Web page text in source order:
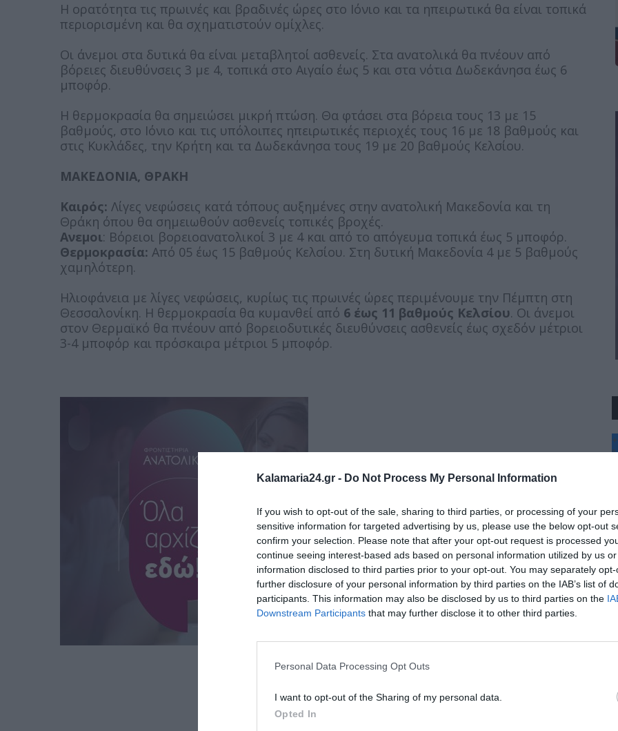
Kalamaria24.gr - Do Not Process My Personal Information
If you wish to opt-out of the sale, sharing to third parties, or processing of your
sensitive information for targeted advertising by us, please use the below opt-out
confirm your selection. Please note that after your opt-out request is processed
continue seeing interest-based ads based on personal information utilized by us
information disclosed to third parties prior to your opt-out. You may separately
further disclosure of your personal information by third parties on the IAB’s list of
participants. This information may also be disclosed by us to third parties on the
Downstream Participants that may further disclose it to other third parties.
Personal Data Processing Opt Outs
I want to opt-out of the Sharing of my personal data.
Opted In
Η ορατότητα τις πρωινές και βραδινές ώρες στο Ιόνιο και τα ηπειρωτικά θα είναι τοπικά
περιορισμένη και θα σχηματιστούν ομίχλες.
Οι άνεμοι στα δυτικά θα είναι μεταβλητοί ασθενείς. Στα ανατολικά θα πνέουν από
βόρειες διευθύνσεις 3 με 4, τοπικά στο Αιγαίο έως 5 και στα νότια Δωδεκάνησα έως 6
μποφόρ.
Η θερμοκρασία θα σημειώσει μικρή πτώση. Θα φτάσει στα βόρεια τους 13 με 15
βαθμούς, στο Ιόνιο και τις υπόλοιπες ηπειρωτικές περιοχές τους 16 με 18 βαθμούς και
στις Κυκλάδες, την Κρήτη και τα Δωδεκάνησα τους 19 με 20 βαθμούς Κελσίου.
ΜΑΚΕΔΟΝΙΑ, ΘΡΑΚΗ
Καιρός: Λίγες νεφώσεις κατά τόπους αυξημένες στην ανατολική Μακεδονία και τη
Θράκη όπου θα σημειωθούν ασθενείς τοπικές βροχές.
Ανεμοι: Βόρειοι βορειοανατολικοί 3 με 4 και από το απόγευμα τοπικά έως 5 μποφόρ.
Θερμοκρασία: Από 05 έως 15 βαθμούς Κελσίου. Στη δυτική Μακεδονία 4 με 5 βαθμούς
χαμηλότερη.
Ηλιοφάνεια με λίγες νεφώσεις, κυρίως τις πρωινές ώρες περιμένουμε την Πέμπτη στη
Θεσσαλονίκη. Η θερμοκρασία θα κυμανθεί από 6 έως 11 βαθμούς Κελσίου. Οι άνεμοι
στον Θερμαϊκό θα πνέουν από βορειοδυτικές διευθύνσεις ασθενείς έως σχεδόν μέτριοι
3-4 μποφόρ και πρόσκαιρα μέτριοι 5 μποφόρ.
+
°